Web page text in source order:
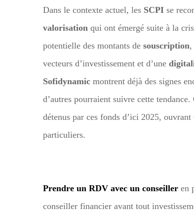
Dans le contexte actuel, les SCPI se
valorisation qui ont émergé suite à la
potentielle des montants de souscription,
vecteurs d’investissement et d’une
Sofidynamic montrent déjà des signes
d’autres pourraient suivre cette
détenus par ces fonds d’ici 2025,
particuliers.
Prendre un RDV avec un conseiller en
conseiller financier avant tout